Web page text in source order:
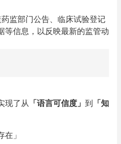
药监部门公告、临床试验登记
等信息，以反映最新的监管动
现了从 「语言可信度」 到 「知
在」